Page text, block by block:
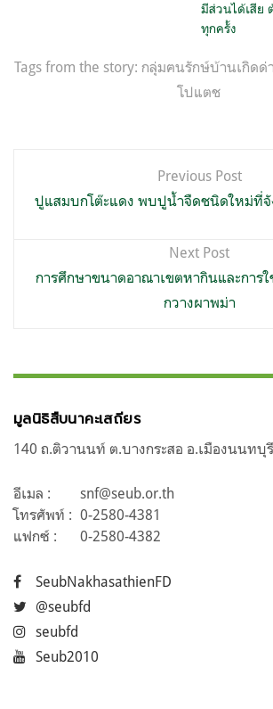
มีส่วนได้เสีย
ทุกครั้ง
Tags from the story: กลุ่มฅนรักษ์บ้านเกิด
โปแตช
เรื่อง
Previous Post
ปูแสมบกโต๊ะแดง พบปูน้ำจืดชนิดใหม่ที่จั
Next Post
การศึกษาขนาดอาณาเขตหากินและการ
กวางผาพม่า
มูลนิธิสืบนาคะเสถียร
140 ถ.ติวานนท์ ต.บางกระสอ อ.เมืองนนท
อีเมล :
snf@seub.or.th
โทรศัพท์ : 0-2580-4381
แฟกซ์ :
0-2580-4382
SeubNakhasathienFD
@seubfd
seubfd
Seub2010